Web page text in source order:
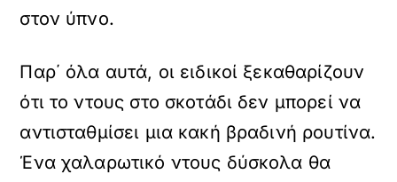
στον ύπνο.
Παρ΄ όλα αυτά, οι ειδικοί ξεκαθαρίζουν
ότι το ντους στο σκοτάδι δεν μπορεί να
αντισταθμίσει μια κακή βραδινή ρουτίνα.
Ένα χαλαρωτικό ντους δύσκολα θα